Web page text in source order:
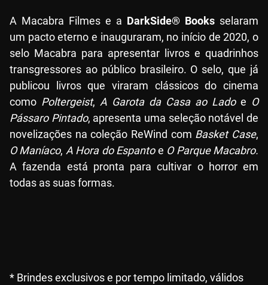
A Macabra Filmes e a DarkSide® Books selaram
um pacto eterno e inauguraram, no início de 2020, o
selo Macabra para apresentar livros e quadrinhos
transgressores ao público brasileiro. O selo, que já
publicou livros que viraram clássicos do cinema
como Poltergeist, A Garota da Casa ao Ladoe O
Pássaro Pintado, apresenta uma seleção notável de
novelizações na coleção ReWind com Basket Case,
O Maníaco, A Hora do Espantoe O Parque Macabro.
A fazenda está pronta para cultivar o horror em
todas as suas formas.
* Brindes exclusivos e por tempo limitado, válidos